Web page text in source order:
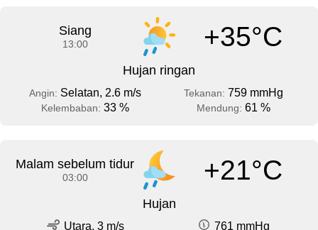
Siang
13:00 +35°C
Hujan ringan
Angin: Selatan, 2.6 m/s Tekanan: 759 mmHg
Kelembaban: 33 % Mendung: 61 %
Malam sebelum tidur
03:00 +21°C
Hujan
Utara, 3 m/s
761 mmHg